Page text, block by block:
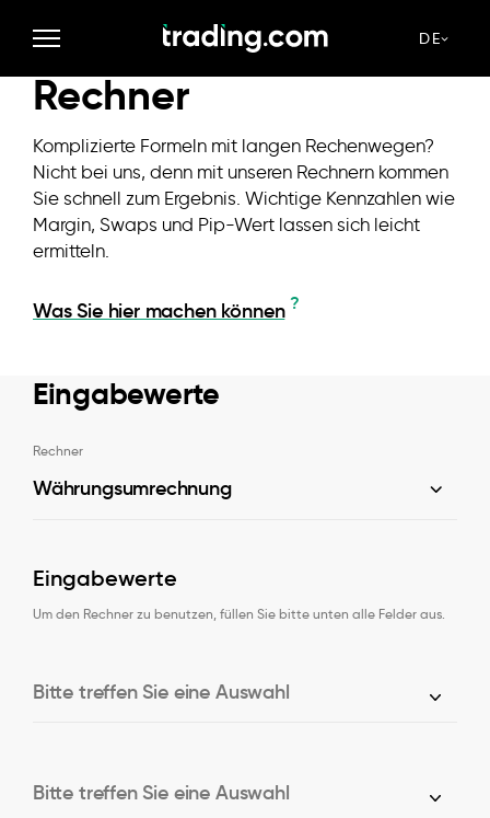
DE
Lernen
Rechner
Komplizierte Formeln mit langen Rechenwegen?
Nicht bei uns, denn mit unseren Rechnern kommen
Sie schnell zum Ergebnis. Wichtige Kennzahlen wie
Margin, Swaps und Pip-Wert lassen sich leicht
ermitteln.
Was Sie hier machen können ?
Eingabewerte
Rechner
Währungsumrechnung
Eingabewerte
Um den Rechner zu benutzen, füllen Sie bitte unten alle Felder aus.
Bitte treffen Sie eine Auswahl
Bitte treffen Sie eine Auswahl